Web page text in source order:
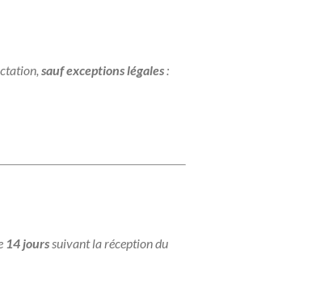
sauf exceptions légales:
14 jourssuivant la réception du